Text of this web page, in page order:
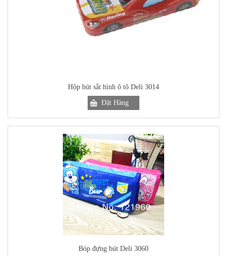
Hộp bút sắt hình ô tô Deli 3014
Đặt Hàng
Bóp đựng bút Deli 3060